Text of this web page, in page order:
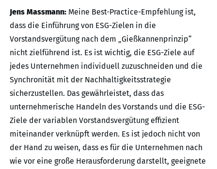
Jens Massmann: Meine Best-Practice-Empfehlung ist,
dass die Einführung von ESG-Zielen in die
Vorstandsvergütung nach dem „Gießkannenprinzip“
nicht zielführend ist. Es ist wichtig, die ESG-Ziele auf
jedes Unternehmen individuell zuzuschneiden und die
Synchronität mit der Nachhaltigkeitsstrategie
sicherzustellen. Das gewährleistet, dass das
unternehmerische Handeln des Vorstands und die ESG-
Ziele der variablen Vorstandsvergütung effizient
miteinander verknüpft werden. Es ist jedoch nicht von
der Hand zu weisen, dass es für die Unternehmen nach
wie vor eine große Herausforderung darstellt, geeignete